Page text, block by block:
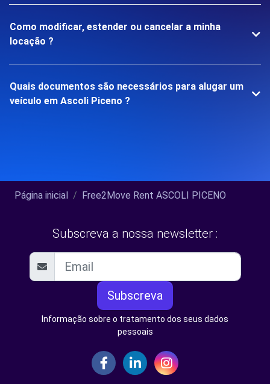
Como modificar, estender ou cancelar a minha
locação ?
Quais documentos são necessários para alugar um
veículo em Ascoli Piceno ?
Página inicial Free2Move Rent ASCOLI PICENO
Subscreva a nossa newsletter :
Subscreva
Informação sobre o tratamento dos seus dados
pessoais